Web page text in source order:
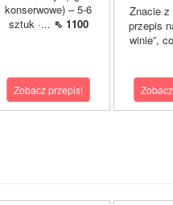
konserwowe) – 5-6
sztuk ·... ⇖ 1100
Zobacz przepis!
Znacie z
przepis
winie”,